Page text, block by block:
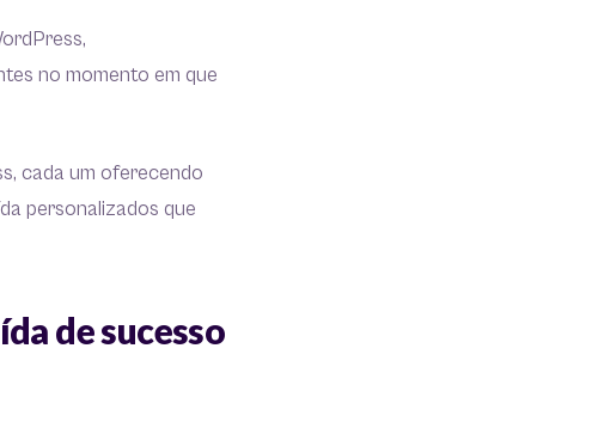
no momento em que
cada um oferecendo
personalizados que
de sucesso